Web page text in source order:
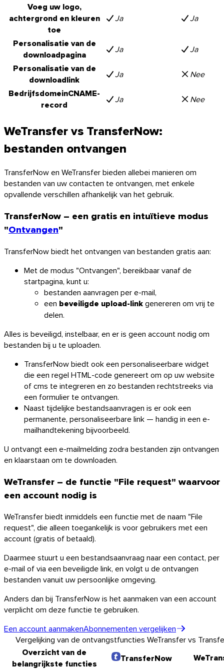
Voeg uw logo,
achtergrond en kleuren
toe
Ja Ja
Personalisatie van de
downloadpagina
Ja Ja
Personalisatie van de
downloadlink
Ja Nee
BedrijfsdomeinCNAME-
record
Ja Nee
WeTransfer vs TransferNow:
bestanden ontvangen
TransferNow en WeTransfer bieden allebei manieren om
bestanden van uw contacten te ontvangen, met enkele
opvallende verschillen afhankelijk van het gebruik.
TransferNow – een gratis en intuïtieve modus
"Ontvangen"
TransferNow biedt het ontvangen van bestanden gratis aan:
Met de modus "Ontvangen", bereikbaar vanaf de
startpagina, kunt u:
bestanden aanvragen per e-mail,
een beveiligde upload-linkgenereren om vrij te
delen.
Alles is beveiligd, instelbaar, en er is geen account nodig om
bestanden bij u te uploaden.
TransferNow biedt ook een personaliseerbare widget
die een regel HTML-code genereert om op uw website
of cms te integreren en zo bestanden rechtstreeks via
een formulier te ontvangen.
Naast tijdelijke bestandsaanvragen is er ook een
permanente, personaliseerbare link — handig in een e-
mailhandtekening bijvoorbeeld.
U ontvangt een e-mailmelding zodra bestanden zijn ontvangen
en klaarstaan om te downloaden.
WeTransfer – de functie "File request" waarvoor
een account nodig is
WeTransfer biedt inmiddels een functie met de naam "File
request", die alleen toegankelijk is voor gebruikers met een
account (gratis of betaald).
Daarmee stuurt u een bestandsaanvraag naar een contact, per
e-mail of via een beveiligde link, en volgt u de ontvangen
bestanden vanuit uw persoonlijke omgeving.
Anders dan bij TransferNow is het aanmaken van een account
verplicht om deze functie te gebruiken.
Een account aanmakenAbonnementen vergelijken
Vergelijking van de ontvangstfuncties WeTransfer vs
Overzicht van de
belangrijkste functies
TransferNow